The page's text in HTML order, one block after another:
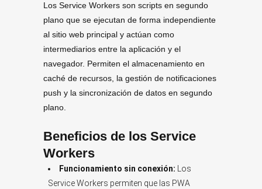
Los Service Workers son scripts en segundo
plano que se ejecutan de forma independiente
al sitio web principal y actúan como
intermediarios entre la aplicación y el
navegador. Permiten el almacenamiento en
caché de recursos, la gestión de notificaciones
push y la sincronización de datos en segundo
plano.
Beneficios de los Service
Workers
Funcionamiento sin conexión: Los
Service Workers permiten que las PWA